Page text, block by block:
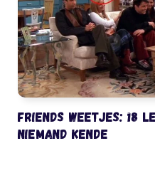
Friends weetjes: 18
niemand kende